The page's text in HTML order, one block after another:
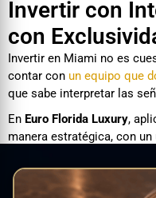
Invertir con
con
Invertir en Miami no es
contar con un equipo que
que sabe interpretar las
En Euro Florida Luxury,
manera estratégica, con
seguras. Nuestros
14% hasta multiplicar